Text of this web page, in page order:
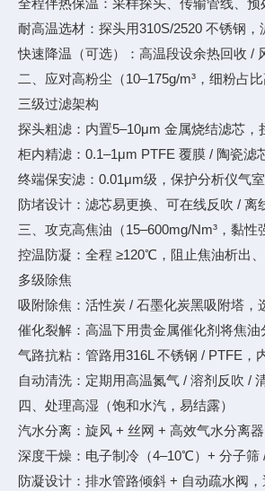
全程伴热保温：采样探头、传输管线、
耐高温选材：探头用310S/2520 不锈钢
快速降温（可选）：高温段设余热回收 /
二、应对高粉尘（10–175g/m³，细粉占比
三级过滤架构
探头粗滤：内置5–10μm 金属烧结滤芯
柜内精滤：0.1–1μm PTFE 覆膜 / 陶瓷滤
终端保安滤：0.01μm级，保护分析仪气室
防堵设计：滤芯易更换、可在线反吹 /
三、攻克高焦油（15–600mg/Nm³，黏性
控温防凝：全程 ≥120℃，阻止焦油析出、
多级除焦
吸附除焦：活性炭 / 石墨化炭黑吸附塔，
催化裂解：高温下用贵金属催化剂将焦
气路抗粘：管路用316L 不锈钢 / PTFE，
自动清洗：定期用高温氮气 / 溶剂反吹 /
四、处理高湿（饱和水汽，易结露）
汽水分离：旋风 + 丝网 + 高效气水分离器
深度干燥：电子制冷（4–10℃）+ 分子
防凝设计：排水管路倾斜 + 自动疏水阀